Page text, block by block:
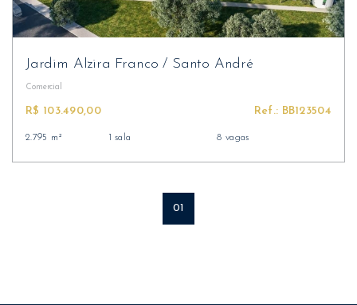
Jardim Alzira Franco/ Santo André
Comercial
R$ 103.490,00 Ref.: BB123504
2.795 m² 1 sala 8 vagas
01